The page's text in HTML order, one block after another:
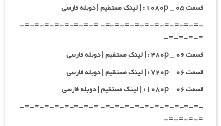
قسمت ۰۵ _ ۱۰۸۰p : | لینک مستقیم | دوبله فارسی
-=-=-=-=-=-=-=-=-=-=- =-=-=-=-=-=-=-=-
=-=-=-=-
قسمت ۰۶ _ ۴۸۰p : | لینک مستقیم | دوبله فارسی
قسمت ۰۶ _ ۷۲۰p : | لینک مستقیم | دوبله فارسی
قسمت ۰۶ _ ۱۰۸۰p : | لینک مستقیم | دوبله فارسی
-=-=-=-=-=-=-=-=-=-=- =-=-=-=-=-=-=-=-
=-=-=-=-